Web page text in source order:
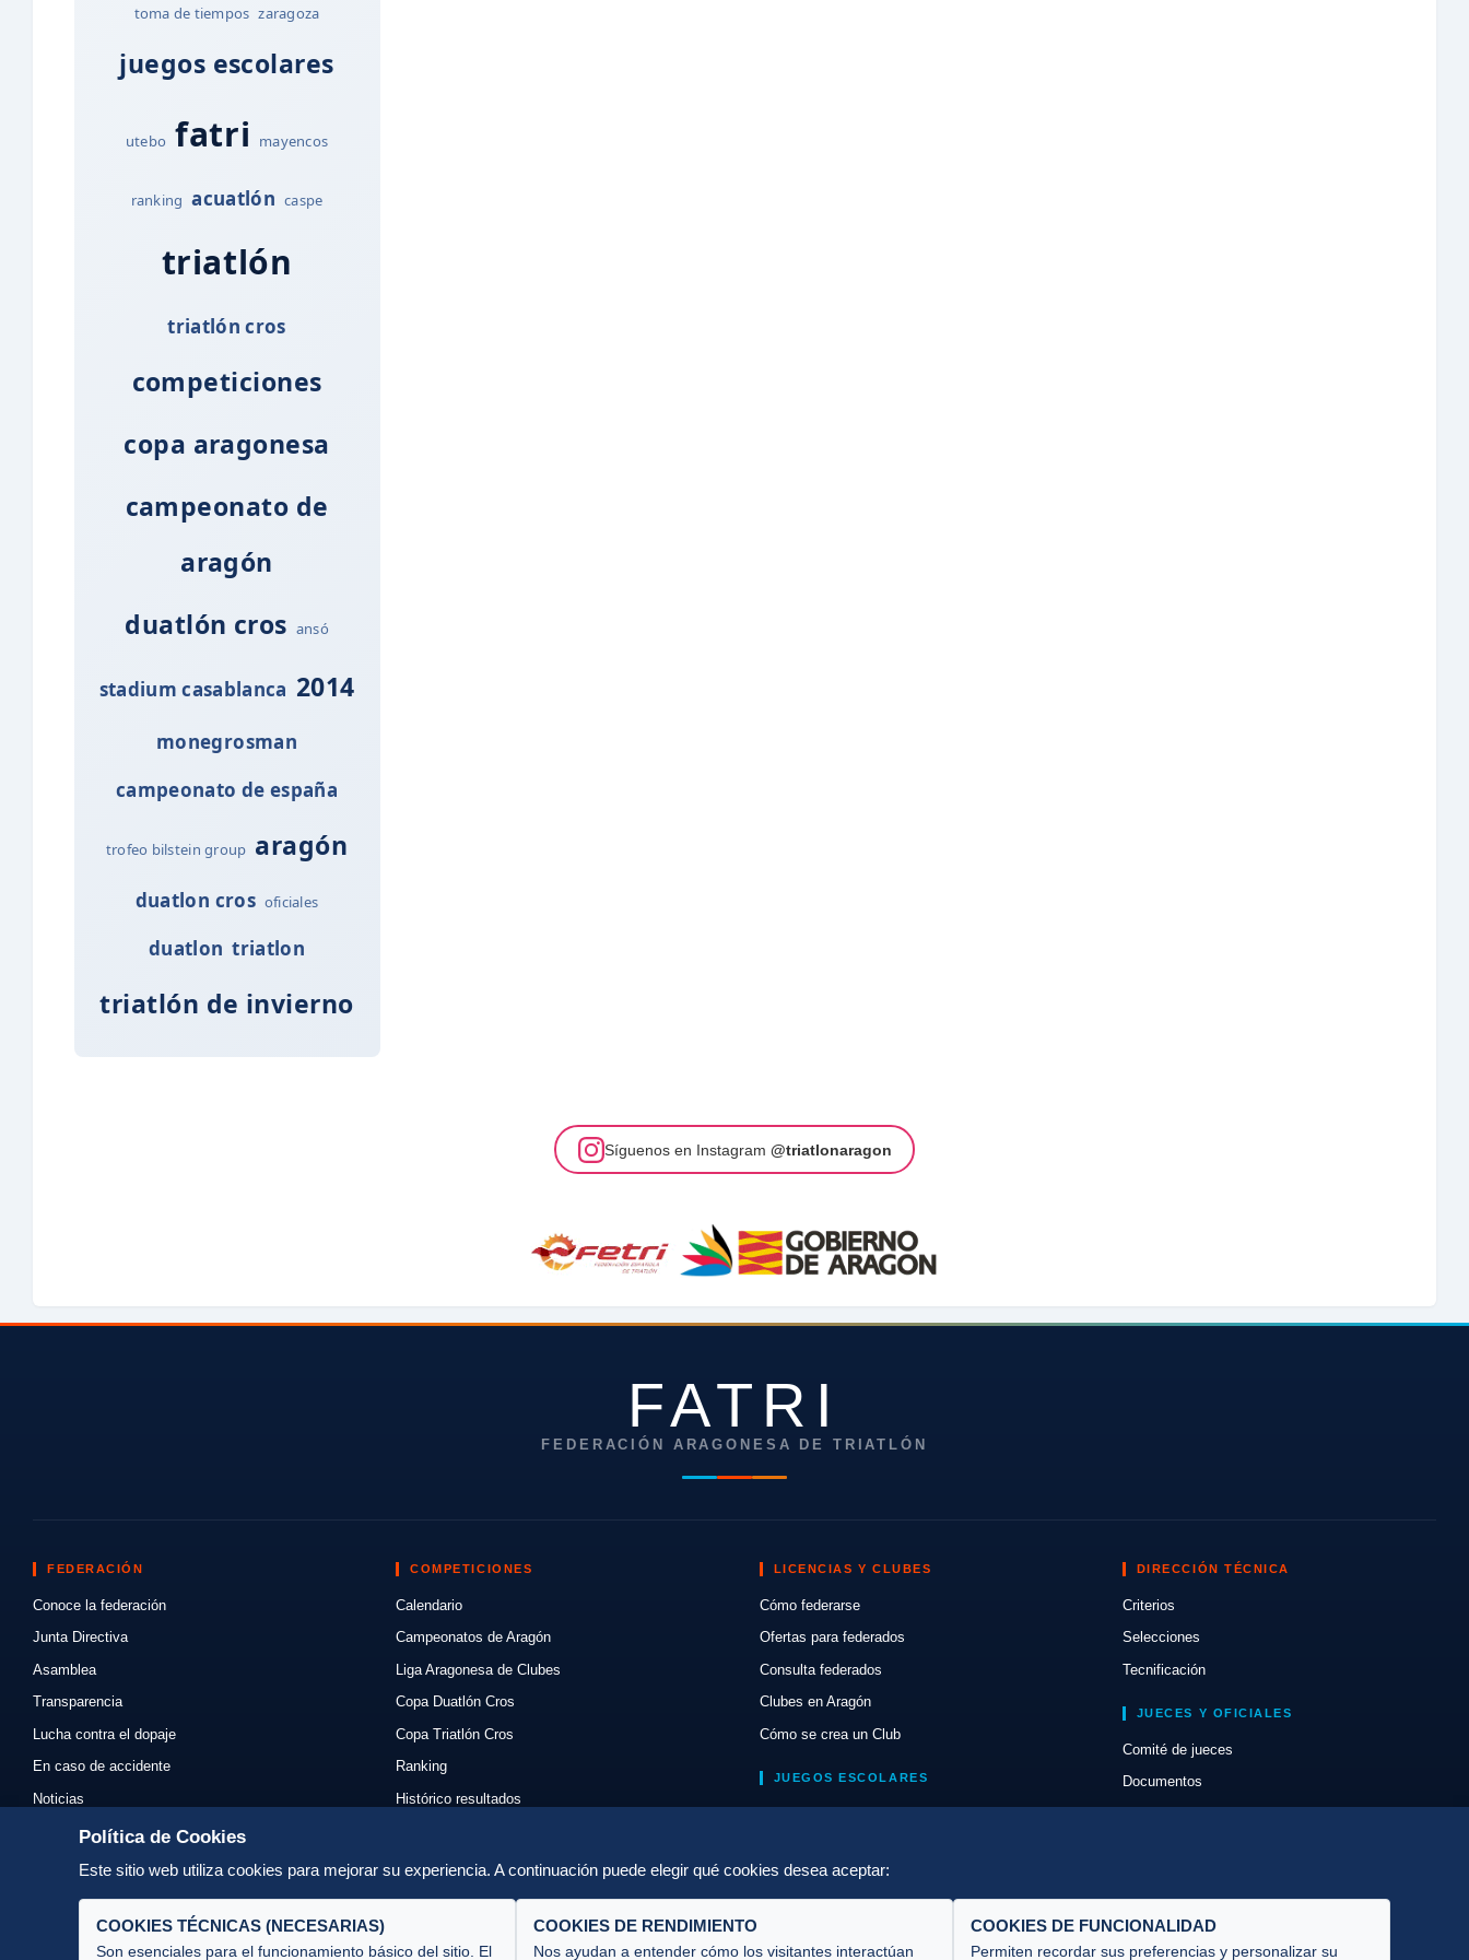
toma de tiempos zaragoza
juegos escolares
utebo fatri mayencos
ranking acuatlón caspe
triatlón
triatlón cros
competiciones
copa aragonesa
campeonato de
aragón
duatlón cros ansó
stadium casablanca 2014
monegrosman
campeonato de españa
trofeo bilstein group aragón
duatlon cros oficiales
duatlon triatlon
triatlón de invierno
Síguenos en Instagram @triatlonaragon
FATRI
FEDERACIÓN ARAGONESA DE TRIATLÓN
FEDERACIÓN
Conoce la federación
Junta Directiva
Asamblea
Transparencia
Lucha contra el dopaje
En caso de accidente
Noticias
Eventos
Enlaces
Contacto
COMPETICIONES
Calendario
Campeonatos de Aragón
Liga Aragonesa de Clubes
Copa Duatlón Cros
Copa Triatlón Cros
Ranking
Histórico resultados
Normativas
Organizadores
LICENCIAS Y CLUBES
Cómo federarse
Ofertas para federados
Consulta federados
Clubes en Aragón
Cómo se crea un Club
JUEGOS ESCOLARES
DIRECCIÓN TÉCNICA
Criterios
Selecciones
Tecnificación
JUECES Y OFICIALES
Comité de jueces
Documentos
Política de Cookies
Este sitio web utiliza cookies para mejorar su experiencia. A continuación puede elegir qué cookies desea aceptar:
COOKIES TÉCNICAS (NECESARIAS)
Son esenciales para el funcionamiento básico del sitio. El
COOKIES DE RENDIMIENTO
Nos ayudan a entender cómo los visitantes interactúan
COOKIES DE FUNCIONALIDAD
Permiten recordar sus preferencias y personalizar su